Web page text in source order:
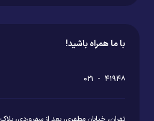
با ما همراه باشید!
۰۲۱ - ۴۱۹۴۸